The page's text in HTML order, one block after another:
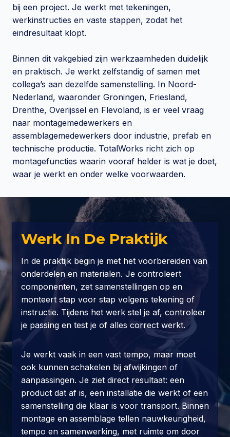
bij een project. Je werkt met tekeningen,
werkinstructies en vaste stappen, zodat het
eindresultaat klopt.
Binnen dit vakgebied zijn werkzaamheden duidelijk
en praktisch. Je werkt zelfstandig of samen met
collega’s aan dezelfde samenstelling. In Noord-
Nederland, waaronder Groningen, Friesland,
Drenthe, Overijssel en Flevoland, is er veel vraag
naar montagemedewerkers en
assemblagemedewerkers door industrie, prefab en
technische productie. TotalWorks richt zich op
montagefuncties waarin vooraf helder is wat je doet,
waar je werkt en onder welke voorwaarden.
Werk In De Praktijk
In de praktijk begin je met het voorbereiden van
onderdelen en materialen. Je controleert
componenten, zet samenstellingen op en
monteert stap voor stap volgens tekening of
instructie. Tijdens het werk stel je af, controleer
je passing en test je of alles correct werkt.
Je werkt vaak in een vast tempo, maar moet
ook kunnen schakelen bij afwijkingen of
aanpassingen. Je ziet direct resultaat: een
product dat af is, een installatie die werkt of een
samenstelling die klaar is voor transport. Binnen
montage en assemblage tellen nauwkeurigheid,
tempo en samenwerking, met ruimte om door